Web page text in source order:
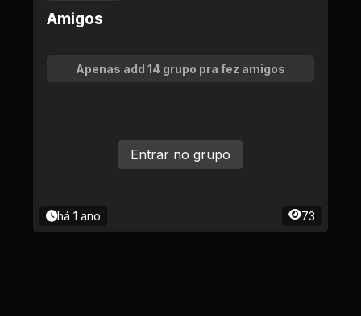
Amigos
Apenas add 14 grupo pra fez amigos
há 1 ano 73
Entrar no grupo